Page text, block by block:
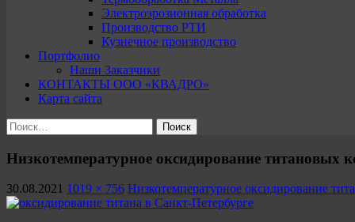
Электроэрозионная обработка
Производство РТИ
Кузнечное производство
Портфолио
Наши Заказчики
КОНТАКТЫ ООО «КВАДРО»
Карта сайта
Найти:
Низкотемпературное оксидирование титановых
30.08.2021 1019 × 756 Низкотемпературное оксидирование